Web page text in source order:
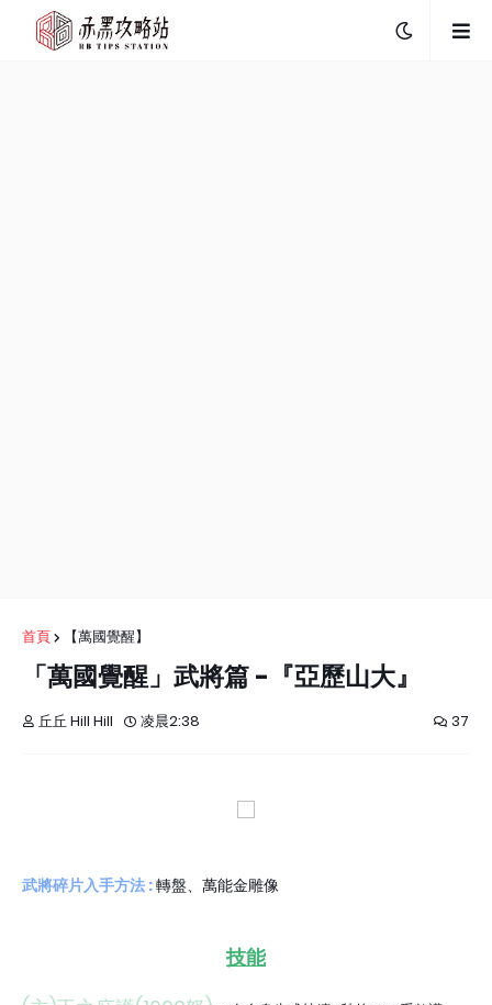
首頁 【萬國覺醒】
「萬國覺醒」武將篇 -『亞歷山大』
丘丘 Hill Hill 凌晨2:38 37
武將碎片入手方法 :轉盤、萬能金雕像
技能